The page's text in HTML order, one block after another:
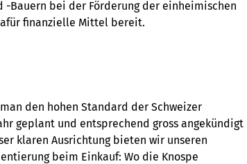
-Bauern bei der Förderung der einheimischen
finanzielle Mittel bereit.
den hohen Standard der Schweizer
geplant und entsprechend gross angekündigt
klaren Ausrichtung bieten wir unseren
beim Einkauf: Wo die Knospe